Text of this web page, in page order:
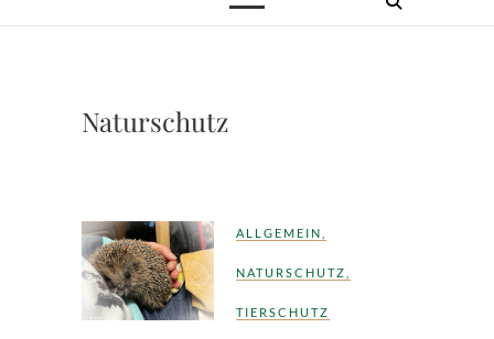
Naturschutz
ALLGEMEIN
NATURSCHUTZ
TIERSCHUTZ